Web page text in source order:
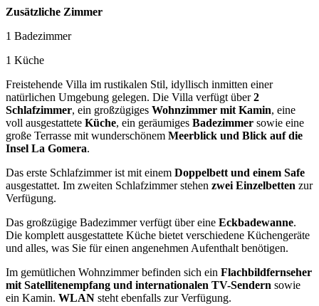
Zusätzliche Zimmer
1 Badezimmer
1 Küche
Freistehende Villa im rustikalen Stil, idyllisch inmitten einer
natürlichen Umgebung gelegen. Die Villa verfügt über2
Schlafzimmer, ein großzügiges Wohnzimmer mit Kamin, eine
voll ausgestattete Küche, ein geräumiges Badezimmer sowie eine
große Terrasse mit wunderschönem Meerblick und Blick auf die
Insel La Gomera.
Das erste Schlafzimmer ist mit einem Doppelbett und einem Safe
ausgestattet. Im zweiten Schlafzimmer stehen zwei Einzelbetten zur
Verfügung.
Das großzügige Badezimmer verfügt über eine Eckbadewanne.
Die komplett ausgestattete Küche bietet verschiedene Küchengeräte
und alles, was Sie für einen angenehmen Aufenthalt benötigen.
Im gemütlichen Wohnzimmer befinden sich ein Flachbildfernseher
mit Satellitenempfang und internationalen TV-Sendern sowie
ein Kamin. WLAN steht ebenfalls zur Verfügung.